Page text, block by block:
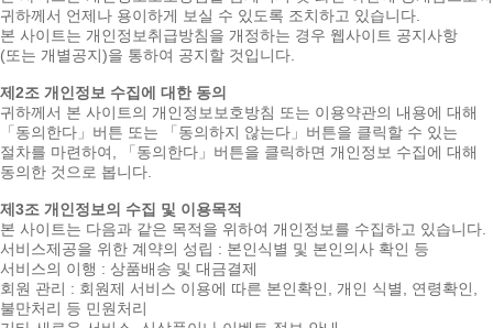
귀하께서 언제나 용이하게 보실 수 있도록 조치하고 있습니다.
본 사이트는 개인정보취급방침을 개정하는 경우 웹사이트 공지사항
(또는 개별공지)을 통하여 공지할 것입니다.
제2조 개인정보 수집에 대한 동의
귀하께서 본 사이트의 개인정보보호방침 또는 이용약관의 내용에 대해
「동의한다」버튼 또는 「동의하지 않는다」버튼을 클릭할 수 있는
절차를 마련하여, 「동의한다」버튼을 클릭하면 개인정보 수집에 대해
동의한 것으로 봅니다.
제3조 개인정보의 수집 및 이용목적
본 사이트는 다음과 같은 목적을 위하여 개인정보를 수집하고 있습니다.
서비스제공을 위한 계약의 성립 : 본인식별 및 본인의사 확인 등
서비스의 이행 : 상품배송 및 대금결제
회원 관리 : 회원제 서비스 이용에 따른 본인확인, 개인 식별, 연령확인,
불만처리 등 민원처리